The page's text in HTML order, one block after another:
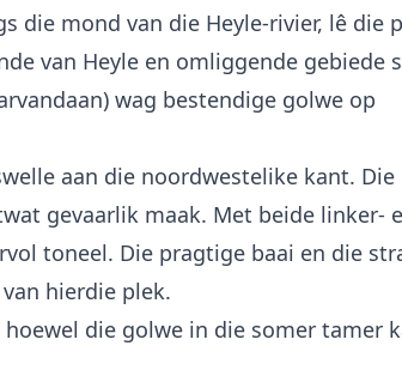
die mond van die Heyle-rivier, lê die
van Heyle en omliggende gebiede
wag bestendige golwe op
aan die noordwestelike kant. Die
gevaarlik maak. Met beide linker-
toneel. Die pragtige baai en die
hierdie plek.
die golwe in die somer tamer